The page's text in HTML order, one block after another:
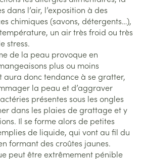
dans l’air, l’exposition à des
chimiques (savons, détergents…),
un air très froid ou très
stress.
de la peau provoque en
plus ou moins
aura donc tendance à se gratter,
la peau et d’aggraver
présentes sous les ongles
dans les plaies de grattage et y
Il se forme alors de petites
de liquide, qui vont au fil du
formant des croûtes jaunes.
peut être extrêmement pénible